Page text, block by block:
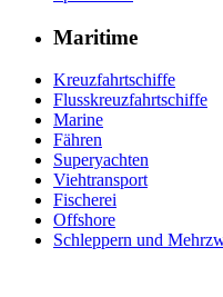
Maritime
Kreuzfahrtschiffe
Flusskreuzfahrtschiffe
Marine
Fähren
Superyachten
Viehtransport
Fischerei
Offshore
Schleppern und